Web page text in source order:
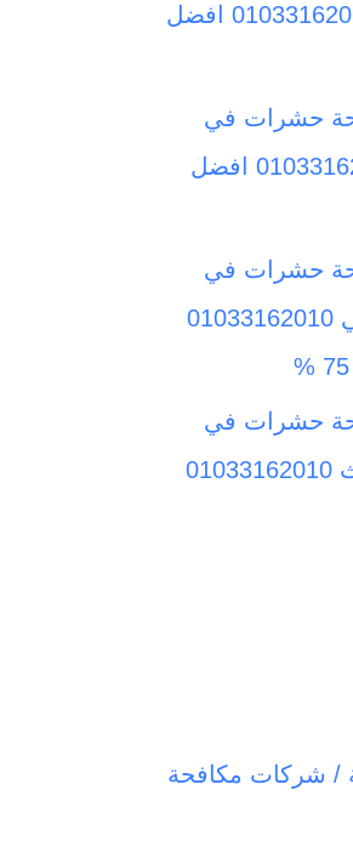
القطامية 01033162010 افضل
حشرات في
الجيزة 01033162010 افضل
حشرات في
جمعية عرابي 01033162010
حشرات في
التجمع الثالث 01033162010
/ شركات مكافحة